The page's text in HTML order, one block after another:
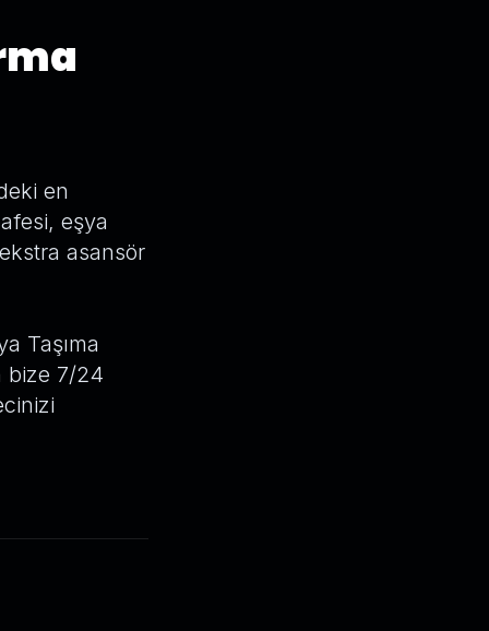
en
eşya
asansör
Taşıma
bize 7/24